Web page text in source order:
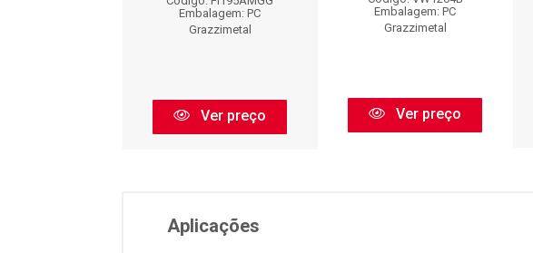
Embalagem: PC
Grazzimetal
Ver preço
Embalagem: PC
Grazzimetal
Ver preço
Aplicações